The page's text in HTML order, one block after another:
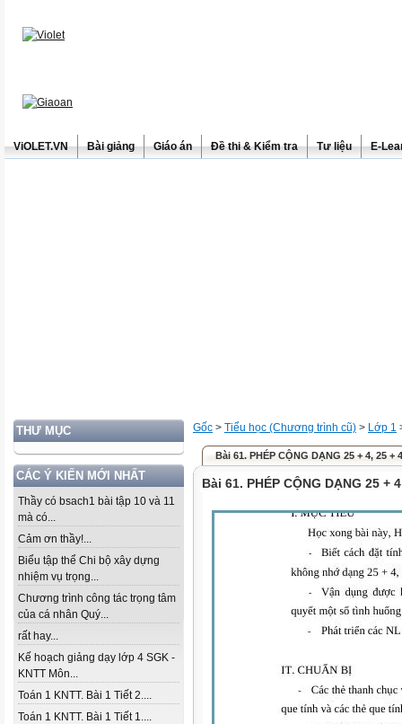
ViOLET.VN Bài giảng Giáo án Đề thi & Kiểm tra Tư liệu E-
THƯ MỤC
CÁC Ý KIẾN MỚI NHẤT
Thầy có bsach1 bài tập 10 và 11
mà có...
Cảm ơn thầy!...
Biểu tập thể Chi bộ xây dựng
nhiệm vụ trọng...
Chương trình công tác trọng tâm
của cá nhân Quý...
rất hay...
Kế hoạch giảng dạy lớp 4 SGK -
KNTT Môn...
Toán 1 KNTT. Bài 1 Tiết 2....
Toán 1 KNTT. Bài 1 Tiết 1....
Gốc > Tiểu học (Chương trình cũ) > Lớp 1
Bài 61. PHÉP CỘNG DẠNG 25 + 4, 25 +
Bài 61. PHÉP CỘNG DẠNG 25 +